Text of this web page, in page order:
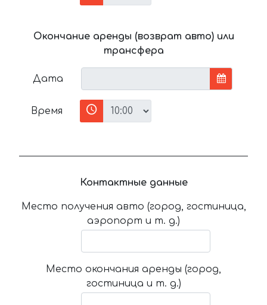
Окончание аренды (возврат авто) или
трансфера
Дата
Время
Контактные данные
Место получения авто (город, гостиница,
аэропорт и т. д.)
Место окончания аренды (город,
гостиница и т. д.)